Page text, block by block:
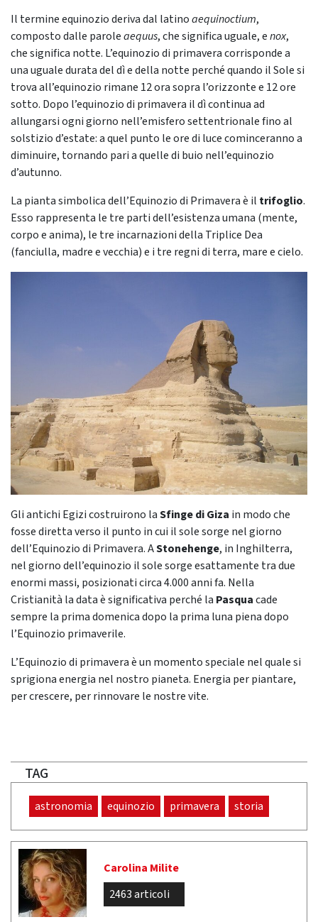
Il termine equinozio deriva dal latinoaequinoctium,
composto dalle paroleaequus, che significa uguale, enox,
che significa notte. L’equinozio di primavera corrisponde a
una uguale durata del dì e della notte perché quando il Sole si
trova all’equinozio rimane 12 ora sopra l’orizzonte e 12 ore
sotto. Dopo l’equinozio di primavera il dì continua ad
allungarsi ogni giorno nell’emisfero settentrionale fino al
solstizio d’estate: a quel punto le ore di luce cominceranno a
diminuire, tornando pari a quelle di buio nell’equinozio
d’autunno.
La pianta simbolica dell’Equinozio di Primavera è il trifoglio.
Esso rappresenta le tre parti dell’esistenza umana (mente,
corpo e anima), le tre incarnazioni della Triplice Dea
(fanciulla, madre e vecchia) e i tre regni di terra, mare e cielo.
Gli antichi Egizi costruirono laSfinge di Giza in modo che
fosse diretta verso il punto in cui il sole sorge nel giorno
dell’Equinozio di Primavera. AStonehenge, in Inghilterra,
nel giorno dell’equinozio il sole sorge esattamente tra due
enormi massi, posizionati circa 4.000 anni fa. Nella
Cristianità la data è significativa perché la Pasquacade
sempre la prima domenica dopo la prima luna piena dopo
l’Equinozio primaverile.
L’Equinozio di primavera è un momento speciale nel quale si
sprigiona energia nel nostro pianeta. Energia per piantare,
per crescere, per rinnovare le nostre vite.
TAG
astronomia equinozio primavera storia
Carolina Milite
2463 articoli